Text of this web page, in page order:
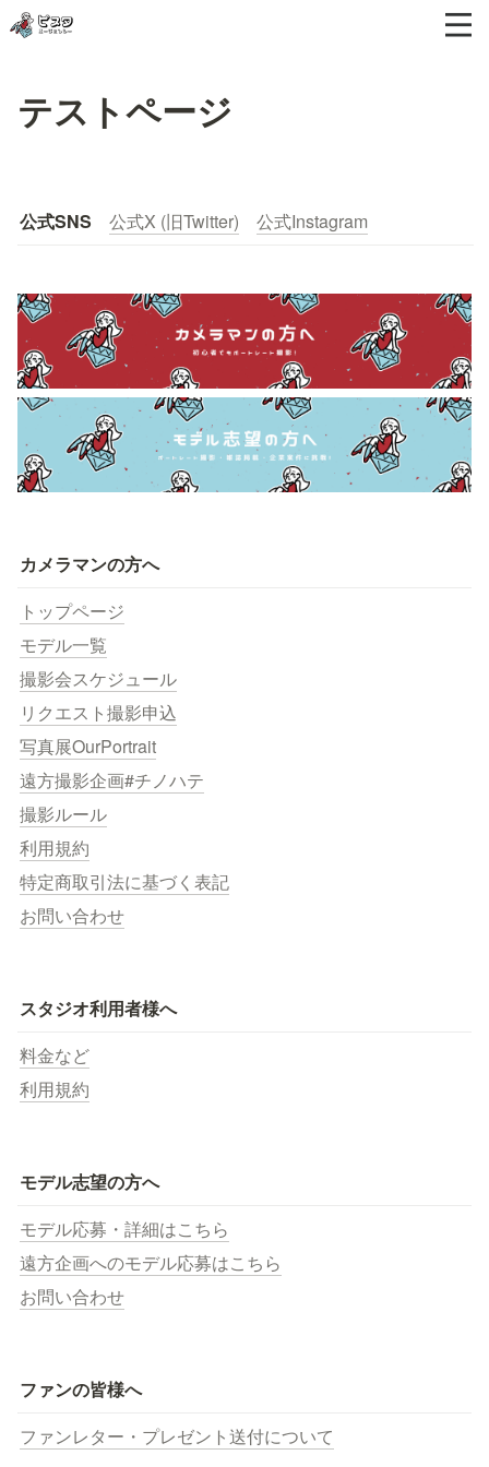
テストページ
公式SNS 公式X (旧Twitter) 公式Instagram
カメラマンの方へ
トップページ
モデル一覧
撮影会スケジュール
リクエスト撮影申込
写真展OurPortrait
遠方撮影企画#チノハテ
撮影ルール
利用規約
特定商取引法に基づく表記
お問い合わせ
スタジオ利用者様へ
料金など
利用規約
モデル志望の方へ
モデル応募・詳細はこちら
遠方企画へのモデル応募はこちら
お問い合わせ
ファンの皆様へ
ファンレター・プレゼント送付について